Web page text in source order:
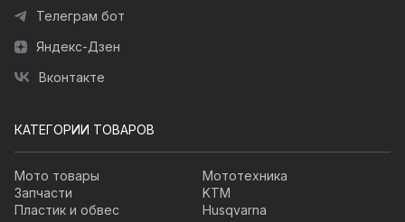
Телеграм бот
Яндекс-Дзен
Вконтакте
КАТЕГОРИИ ТОВАРОВ
Мото товары
Запчасти
Пластик и обвес
Мототехника
KTM
Husqvarna